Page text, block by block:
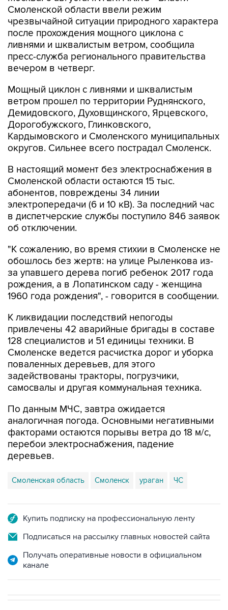
после прохождения мощного циклона с
ливнями и шквалистым ветром, сообщила
пресс-служба регионального правительства
вечером в четверг.
Мощный циклон с ливнями и шквалистым
Демидовского, Духовщинского, Ярцевского,
Дорогобужского, Глинковского,
Кардымовского и Смоленского муниципальных
округов. Сильнее всего пострадал Смоленск.
В настоящий момент без электроснабжения в
абонентов, повреждены 34 линии
электропередачи (6 и 10 кВ). За последний час
в диспетчерские службы поступило 846 заявок
об отключении.
"К сожалению, во время стихии в Смоленске не
за упавшего дерева погиб ребенок 2017 года
рождения, а в Лопатинском саду - женщина
1960 года рождения", - говорится в сообщении.
К ликвидации последствий непогоды
128 специалистов и 51 единицы техники. В
Смоленске ведется расчистка дорог и уборка
поваленных деревьев, для этого
задействованы тракторы, погрузчики,
самосвалы и другая коммунальная техника.
По данным МЧС, завтра ожидается
факторами остаются порывы ветра до 18 м/с,
перебои электроснабжения, падение
деревьев.
Смоленская область
Подписаться на рассылку главных новостей сайта
Получать оперативные новости в официальном